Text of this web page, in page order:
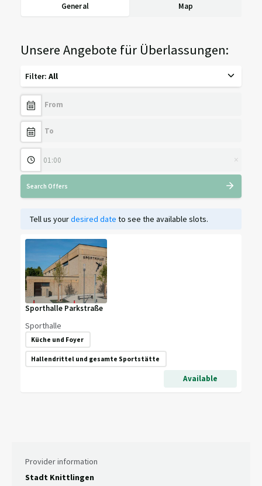
General Map
Unsere Angebote für Überlassungen:
Filter: All
×
Search Offers
Tell us yourdesired date to see the available slots.
Sporthalle Parkstraße
Sporthalle
Küche und Foyer
Hallendrittel und gesamte Sportstätte
Available
Provider information
Stadt Knittlingen